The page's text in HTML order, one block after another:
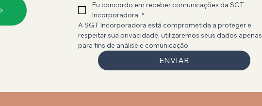
Eu concordo em receber comunicações da SGT
Incorporadora. *
A SGT Incorporadora está comprometida a proteger e
respeitar sua privacidade, utilizaremos seus dados apenas
para fins de análise e comunicação.
ENVIAR